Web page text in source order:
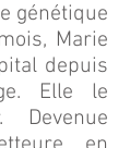
génétique
Marie
depuis
Elle le